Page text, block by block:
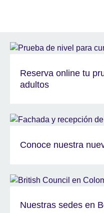
Reserva online tu
adultos
Conoce nuestra
Nuestras sedes en